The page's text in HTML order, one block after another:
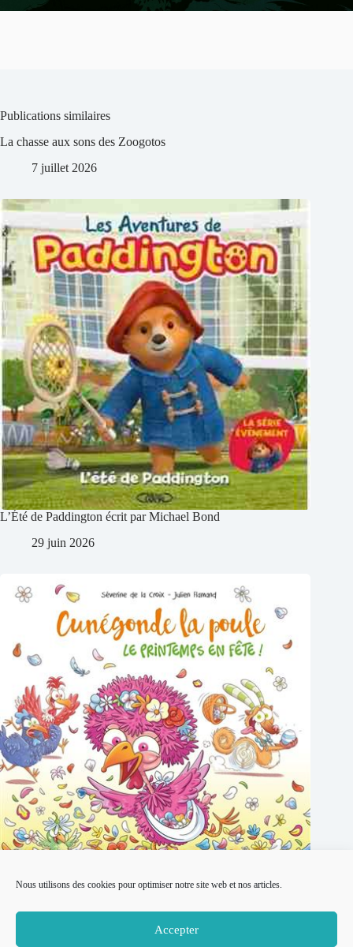
Nous utilisons des cookies pour optimiser notre site web et nos articles.
Accepter
Publications similaires
La chasse aux sons des Zoogotos
7 juillet 2026
L’Été de Paddington écrit par Michael Bond
29 juin 2026
Cunégonde la poule : Le printemps en fête ! par Séverine De